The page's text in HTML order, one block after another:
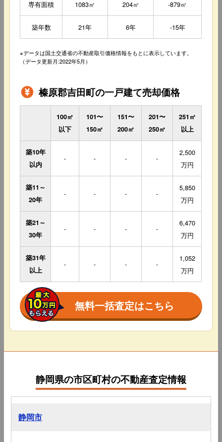
専有面積 1083㎡ 204㎡ -879㎡
築年数 21年 6年 -15年
※データは国土交通省の不動産取引価格情報をもとに表示しています。
（データ更新月:2022年5月）
榛原郡吉田町の一戸建て売却価格
100㎡
以下
101〜
150㎡
151〜
200㎡
201〜
250㎡
251㎡
以上
築10年
以内
- - - -
2,500
万円
築11～
20年
- - - -
5,850
万円
築21～
30年
- - - -
6,470
万円
築31年
以上
- - - -
1,052
万円
無料一括査定はこちら
静岡県の市区町村の不動産査定情報
静岡市